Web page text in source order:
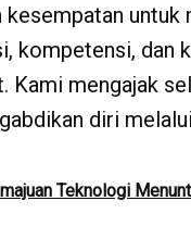
kesempatan
kompetensi, dan
Kami mengajak
diri melalui
Teknologi